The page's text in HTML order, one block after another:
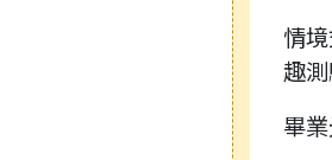
情
趣
畢